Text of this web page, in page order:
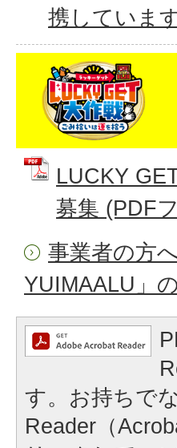
携していま
LUCKY
募集 (PDF
事業者の方
YUIMAALU」
す。お持ちで
Reader（